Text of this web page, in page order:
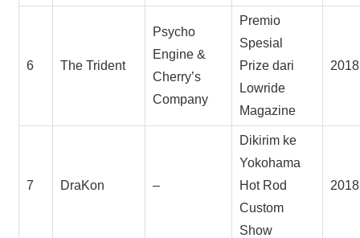
6 The Trident
Psycho
Engine &
Cherry’s
Company
Premio
Spesial
Prize dari
Lowride
Magazine
2018
7 DraKon –
Dikirim ke
Yokohama
Hot Rod
Custom
Show
2018